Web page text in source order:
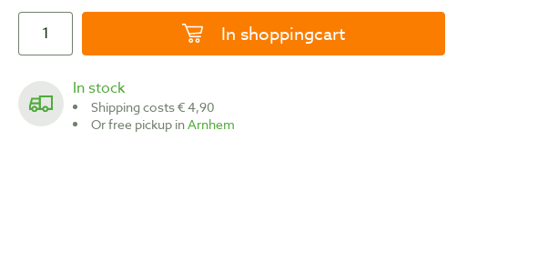
In shoppingcart
In stock
Shipping costs € 4,90
Or free pickup inArnhem